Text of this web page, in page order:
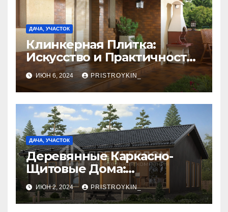
ДАЧА, УЧАСТОК
Клинкерная Плитка:
Искусство и Практичность
в Одном Материале
ИЮН 6, 2024 PRISTROYKIN_
ДАЧА, УЧАСТОК
Деревянные Каркасно-
Щитовые Дома:
Экологичность и
Практичность
ИЮН 2, 2024 PRISTROYKIN_